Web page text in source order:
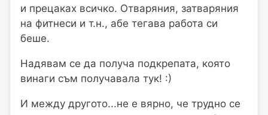
и прецаках всичко. Отваряния, затваряния
на фитнеси и т.н., абе тегава работа си
беше.
Надявам се да получа подкрепата, която
винаги съм получавала тук! :)
И между другото...не е вярно, че трудно се